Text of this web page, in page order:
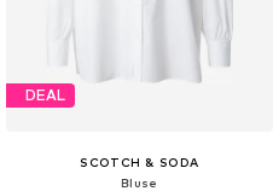
DEAL
SCOTCH & SODA
Bluse